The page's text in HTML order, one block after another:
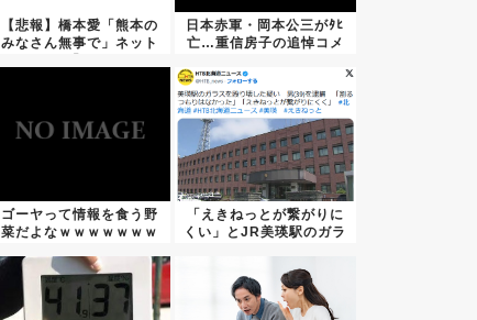
【悲報】橋本愛「熊本の
みなさん無事で」ネット
日本赤軍・岡本公三がﾀﾋ
亡…重信房子の追悼コメ
ゴーヤって情報を食う野
菜だよなｗｗｗｗｗｗｗ
「えきねっとが繋がりに
くい」とJR美瑛駅のガラ